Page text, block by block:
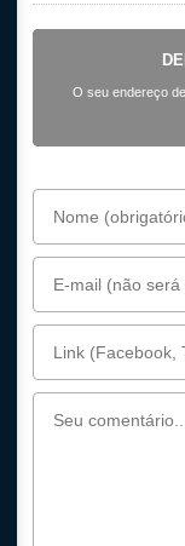
O seu endereço